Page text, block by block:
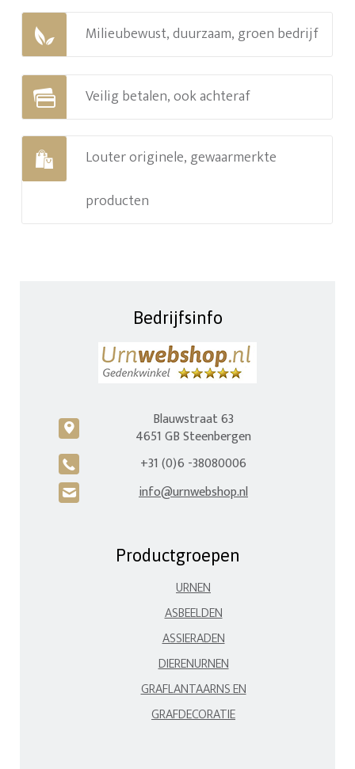
Milieubewust, duurzaam, groen bedrijf
Veilig betalen, ook achteraf
Louter originele, gewaarmerkte
producten
Bedrijfsinfo
c
Blauwstraat 63
4651 GB Steenbergen
A +31 (0)6 -38080006
H info@urnwebshop.nl
Productgroepen
URNEN
ASBEELDEN
ASSIERADEN
DIERENURNEN
GRAFLANTAARNS EN
GRAFDECORATIE